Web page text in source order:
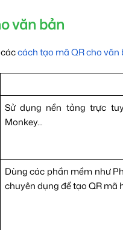
văn bản
cách tạo mã QR cho văn
Sử dụng nền tảng trực
Monkey...
Dùng các phần mềm như
chuyên dụng để tạo QR mã